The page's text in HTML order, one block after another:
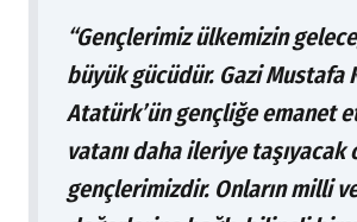
“Gençlerimiz ülkemizin
büyük gücüdür. Gazi Mustafa
Atatürk’ün gençliğe emanet
vatanı daha ileriye taşıyacak
gençlerimizdir. Onların milli